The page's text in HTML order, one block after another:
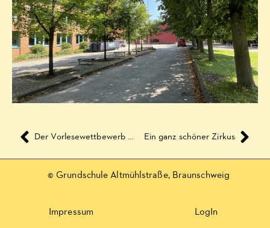
Der Vorlesewettbewerb der 2., 3. und 4. Klassen am 06. und 18. Juni 2012 Ein ganz schöner Zirkus
© Grundschule Altmühlstraße, Braunschweig
Impressum LogIn